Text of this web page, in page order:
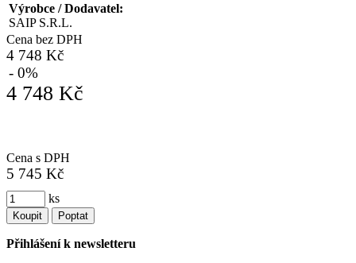
Výrobce / Dodavatel:
SAIP S.R.L.
Cena bez DPH
4 748 Kč
- 0%
4 748 Kč
Cena s DPH
5 745 Kč
ks
Koupit Poptat
Přihlášení k newsletteru